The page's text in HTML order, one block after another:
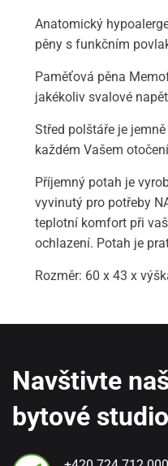
Anatomický
pěny s funkčním
Paměťová pěna
jakékoliv svalové
Střed polštáře je
každém Vašem
Příjemný potah je
vyvinutý pro potřeby
teplotní komfort při
ochlazení. Potah je
Rozměr: 60 x 43 x
Navštivte
bytové